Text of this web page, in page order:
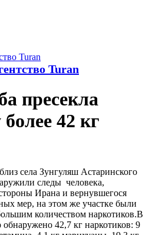
Turan
пресекла
42 кг
села Зунгуляш Астаринского
следы человека,
Ирана и вернувшегося
мер, на этом же участке были
количеством наркотиков.В
42,7 кг наркотиков: 9